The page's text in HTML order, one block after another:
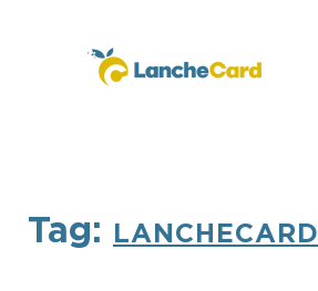
Tag: LANCHECARD